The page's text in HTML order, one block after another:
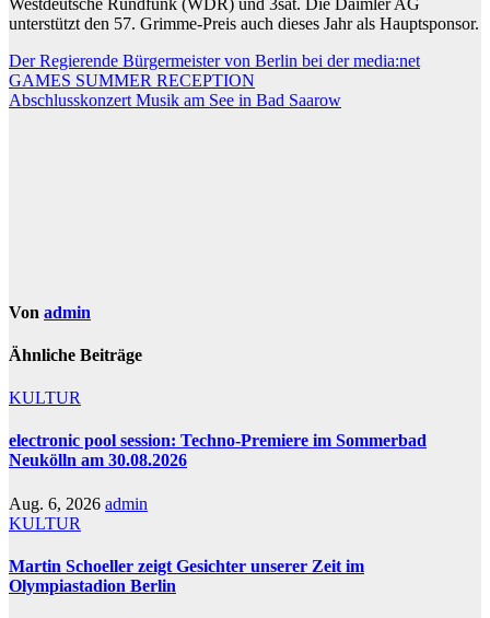
Westdeutsche Rundfunk (WDR) und 3sat. Die Daimler AG
unterstützt den 57. Grimme-Preis auch dieses Jahr als Hauptsponsor.
Beitragsnavigation
Der Regierende Bürgermeister von Berlin bei der media:net
GAMES SUMMER RECEPTION
Abschlusskonzert Musik am See in Bad Saarow
Von admin
Ähnliche Beiträge
KULTUR
electronic pool session: Techno-Premiere im Sommerbad
Neukölln am 30.08.2026
Aug. 6, 2026 admin
KULTUR
Martin Schoeller zeigt Gesichter unserer Zeit im
Olympiastadion Berlin